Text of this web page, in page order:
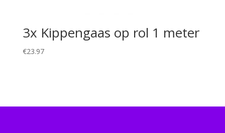
3x Kippengaas op rol 1 meter
€23.97